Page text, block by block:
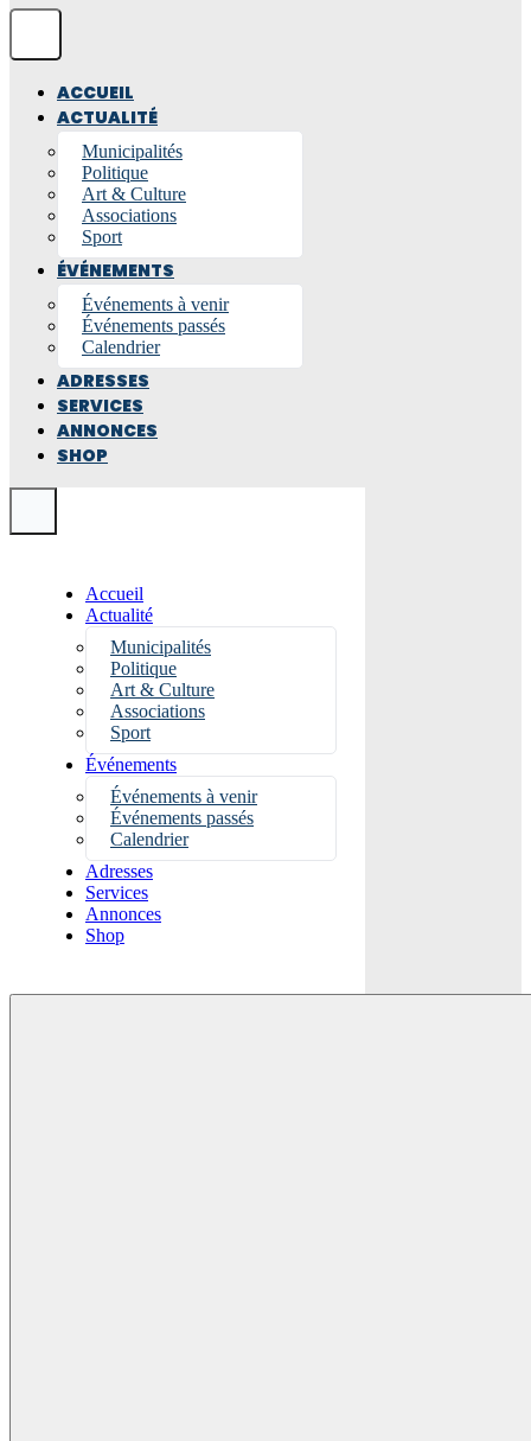
ACCUEIL
ACTUALITÉ
Municipalités
Politique
Art & Culture
Associations
Sport
ÉVÉNEMENTS
Événements à venir
Événements passés
Calendrier
ADRESSES
SERVICES
ANNONCES
SHOP
Accueil
Actualité
Municipalités
Politique
Art & Culture
Associations
Sport
Événements
Événements à venir
Événements passés
Calendrier
Adresses
Services
Annonces
Shop